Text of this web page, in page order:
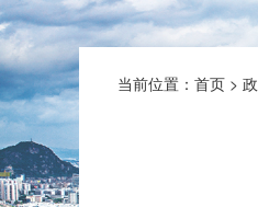
当前位置： 首页 >